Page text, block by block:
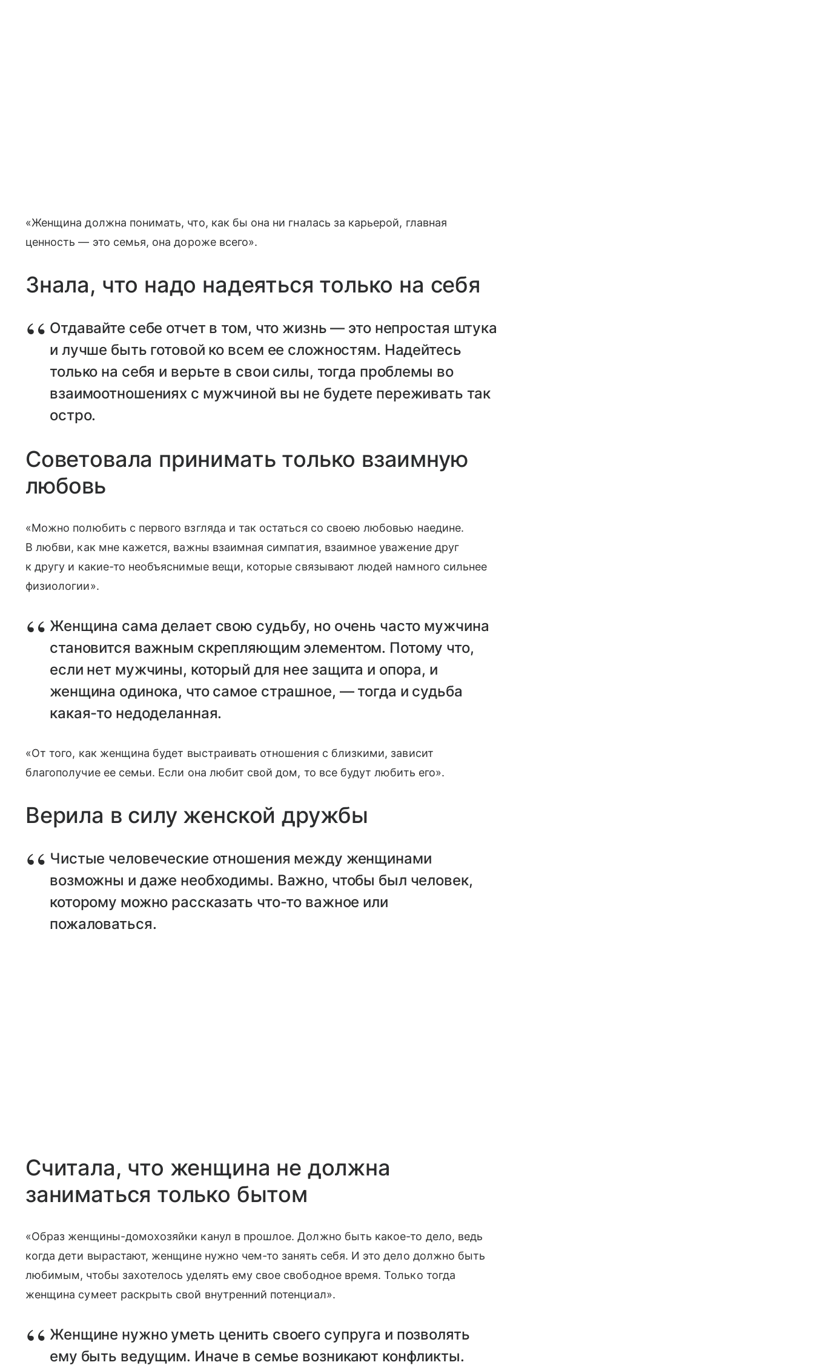
«Женщина должна понимать, что, как бы она ни гналась за карьерой, главная
ценность — это семья, она дороже всего».
Знала, что надо надеяться только на себя
Отдавайте себе отчет в том, что жизнь — это непростая штука
и лучше быть готовой ко всем ее сложностям. Надейтесь
только на себя и верьте в свои силы, тогда проблемы во
взаимоотношениях с мужчиной вы не будете переживать так
остро.
Советовала принимать только взаимную
любовь
«Можно полюбить с первого взгляда и так остаться со своею любовью наедине.
В любви, как мне кажется, важны взаимная симпатия, взаимное уважение друг
к другу и какие-то необъяснимые вещи, которые связывают людей намного сильнее
физиологии».
Женщина сама делает свою судьбу, но очень часто мужчина
становится важным скрепляющим элементом. Потому что,
если нет мужчины, который для нее защита и опора, и
женщина одинока, что самое страшное, — тогда и судьба
какая-то недоделанная.
«От того, как женщина будет выстраивать отношения с близкими, зависит
благополучие ее семьи. Если она любит свой дом, то все будут любить его».
Верила в силу женской дружбы
Чистые человеческие отношения между женщинами
возможны и даже необходимы. Важно, чтобы был человек,
которому можно рассказать что-то важное или
пожаловаться.
Считала, что женщина не должна
заниматься только бытом
«Образ женщины-домохозяйки канул в прошлое. Должно быть какое-то дело, ведь
когда дети вырастают, женщине нужно чем-то занять себя. И это дело должно быть
любимым, чтобы захотелось уделять ему свое свободное время. Только тогда
женщина сумеет раскрыть свой внутренний потенциал».
Женщине нужно уметь ценить своего супруга и позволять
ему быть ведущим. Иначе в семье возникают конфликты.